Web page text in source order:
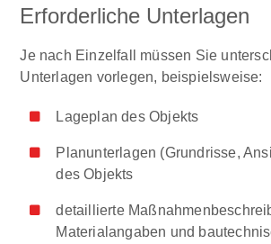
Erforderliche Unterlagen
Je nach Einzelfall müssen Sie
Unterlagen vorlegen, beispielsweise:
Lageplan des Objekts
Planunterlagen (Grundrisse,
des Objekts
detaillierte
Materialangaben und